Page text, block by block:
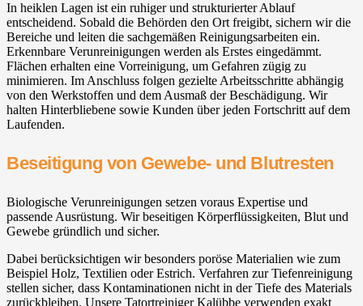
In heiklen Lagen ist ein ruhiger und strukturierter Ablauf
entscheidend. Sobald die Behörden den Ort freigibt, sichern wir die
Bereiche und leiten die sachgemäßen Reinigungsarbeiten ein.
Erkennbare Verunreinigungen werden als Erstes eingedämmt.
Flächen erhalten eine Vorreinigung, um Gefahren zügig zu
minimieren. Im Anschluss folgen gezielte Arbeitsschritte abhängig
von den Werkstoffen und dem Ausmaß der Beschädigung. Wir
halten Hinterbliebene sowie Kunden über jeden Fortschritt auf dem
Laufenden.
Beseitigung von Gewebe- und Blutresten
Biologische Verunreinigungen setzen voraus Expertise und
passende Ausrüstung. Wir beseitigen Körperflüssigkeiten, Blut und
Gewebe gründlich und sicher.
Dabei berücksichtigen wir besonders poröse Materialien wie zum
Beispiel Holz, Textilien oder Estrich. Verfahren zur Tiefenreinigung
stellen sicher, dass Kontaminationen nicht in der Tiefe des Materials
zurückbleiben. Unsere Tatortreiniger Kalübbe verwenden exakt